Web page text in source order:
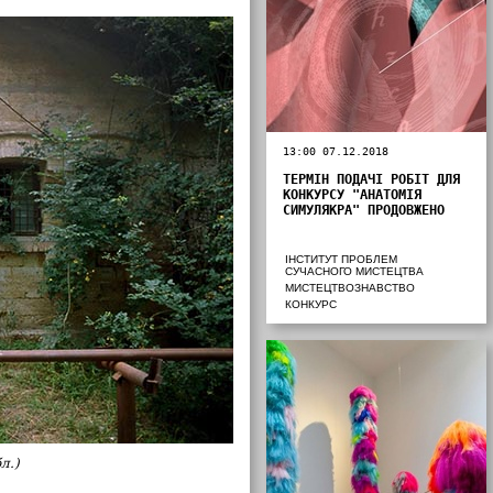
13:00 07.12.2018
ТЕРМІН ПОДАЧІ РОБІТ ДЛЯ
КОНКУРСУ "АНАТОМІЯ
СИМУЛЯКРА" ПРОДОВЖЕНО
ІНСТИТУТ ПРОБЛЕМ
СУЧАСНОГО МИСТЕЦТВА
МИСТЕЦТВОЗНАВСТВО
КОНКУРС